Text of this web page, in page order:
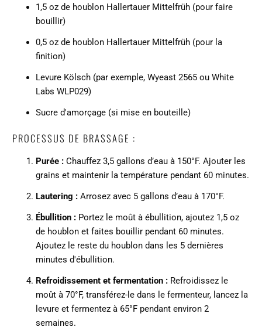
1,5 oz de houblon Hallertauer Mittelfrüh (pour faire
bouillir)
0,5 oz de houblon Hallertauer Mittelfrüh (pour la
finition)
Levure Kölsch (par exemple, Wyeast 2565 ou White
Labs WLP029)
Sucre d'amorçage (si mise en bouteille)
PROCESSUS DE BRASSAGE :
Purée : Chauffez 3,5 gallons d’eau à 150°F. Ajouter les
grains et maintenir la température pendant 60 minutes.
Lautering : Arrosez avec 5 gallons d’eau à 170°F.
Ébullition : Portez le moût à ébullition, ajoutez 1,5 oz
de houblon et faites bouillir pendant 60 minutes.
Ajoutez le reste du houblon dans les 5 dernières
minutes d'ébullition.
Refroidissement et fermentation : Refroidissez le
moût à 70°F, transférez-le dans le fermenteur, lancez la
levure et fermentez à 65°F pendant environ 2
semaines.